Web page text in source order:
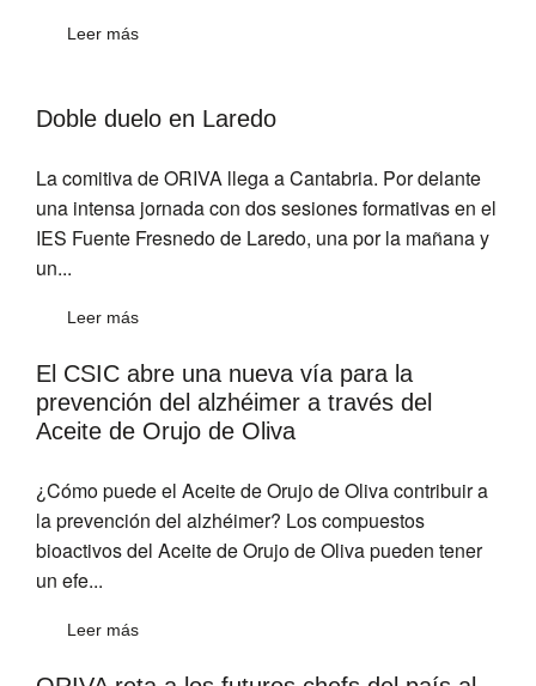
Leer más
Doble duelo en Laredo
La comitiva de ORIVA llega a Cantabria. Por delante
una intensa jornada con dos sesiones formativas en el
IES Fuente Fresnedo de Laredo, una por la mañana y
un...
Leer más
El CSIC abre una nueva vía para la
prevención del alzhéimer a través del
Aceite de Orujo de Oliva
¿Cómo puede el Aceite de Orujo de Oliva contribuir a
la prevención del alzhéimer? Los compuestos
bioactivos del Aceite de Orujo de Oliva pueden tener
un efe...
Leer más